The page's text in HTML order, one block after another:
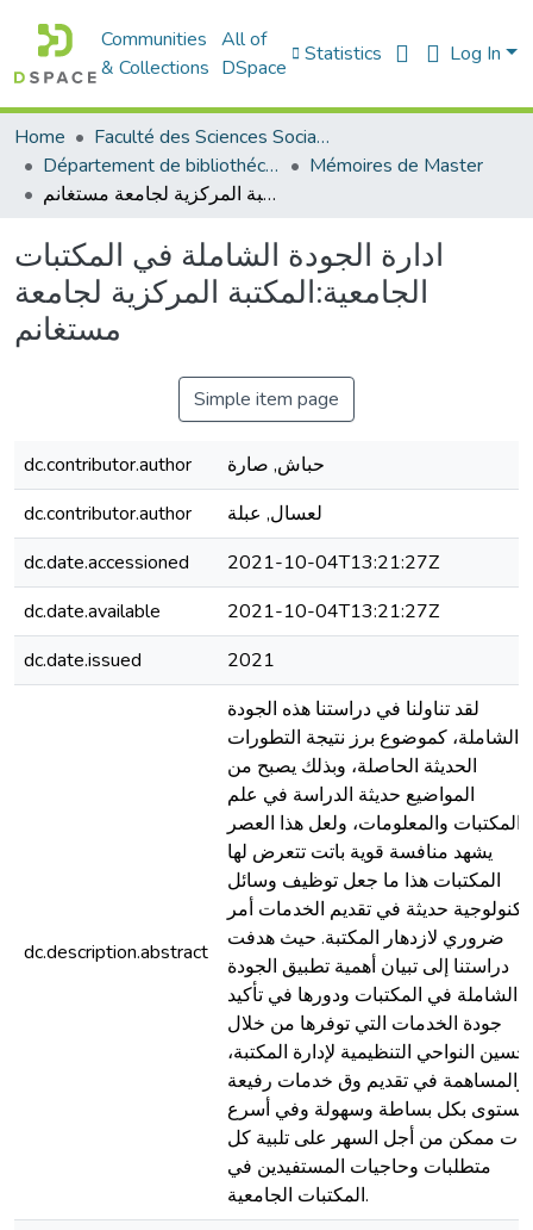
Communities
& Collections
All of
DSpace
Statistics Log In
Home
Faculté des Sciences Sociales
Département de bibliothéconomie
Mémoires de Master
ادارة الجودة الشاملة في المكتبات الجامعية:المكتبة المركزية لجامعة مستغانم
ادارة الجودة الشاملة في المكتبات
الجامعية:المكتبة المركزية لجامعة
مستغانم
Simple item page
dc.contributor.author
حباش, صارة
dc.contributor.author
لعسال, عبلة
dc.date.accessioned
2021-10-04T13:21:27Z
dc.date.available
2021-10-04T13:21:27Z
dc.date.issued
2021
dc.description.abstract
لقد تناولنا في دراستنا هذه الجودة
الشاملة، كموضوع برز نتيجة التطورات
الحديثة الحاصلة، وبذلك يصبح من
المواضيع حديثة الدراسة في علم
المكتبات والمعلومات، ولعل هذا العصر
يشهد منافسة قوية باتت تتعرض لها
المكتبات هذا ما جعل توظيف وسائل
تكنولوجية حديثة في تقديم الخدمات أمر
ضروري لازدهار المكتبة. حيث هدفت
دراستنا إلى تبيان أهمية تطبيق الجودة
الشاملة في المكتبات ودورها في تأكيد
جودة الخدمات التي توفرها من خلال
تحسين النواحي التنظيمية لإدارة المكتبة،
والمساهمة في تقديم وق خدمات رفيعة
بكل بساطة وسهولة وفي أسرع
ت ممكن من أجل السهر على تلبية كل
متطلبات وحاجيات المستفيدين في
المكتبات الجامعية.